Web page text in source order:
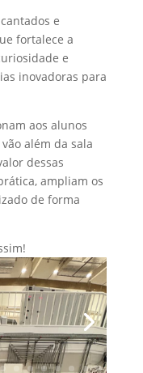
e
fortalece a
e
inovadoras para
aos alunos
além da sala
dessas
ampliam os
de forma